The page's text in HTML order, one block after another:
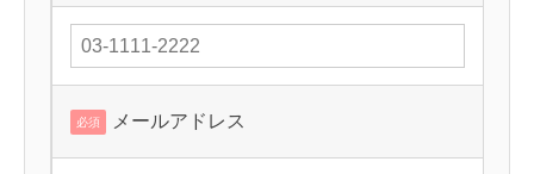
必須 メールアドレス